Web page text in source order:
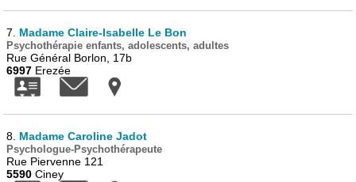
7. Madame Claire-Isabelle Le Bon
Psychothérapie enfants, adolescents, adultes
Rue Général Borlon, 17b
6997 Erezée
8. Madame Caroline Jadot
Psychologue-Psychothérapeute
Rue Piervenne 121
5590 Ciney